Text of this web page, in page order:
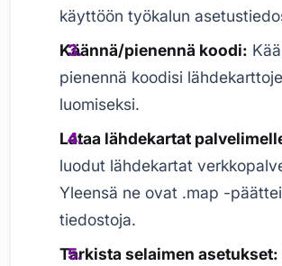
käyttöön työkalun
Käännä/pienennä koodi:
pienennä koodisi
luomiseksi.
Lataa lähdekartat
luodut lähdekartat
Yleensä ne ovat .map -
tiedostoja.
Tarkista selaimen asetukset: